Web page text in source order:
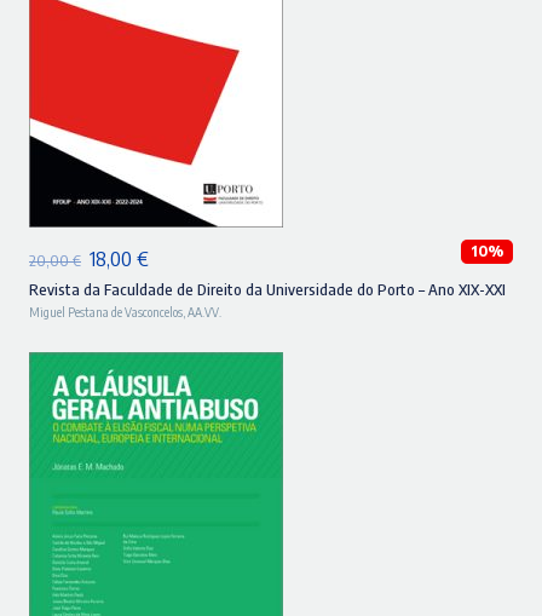
20,00€ O
preço
original
era:
20,00 €.
18,00 €O
preço
atual
é:
18,00 €.
10%
Revista da Faculdade de Direito da Universidade do Porto – Ano XIX-XXI
Miguel Pestana de Vasconcelos AA.VV.